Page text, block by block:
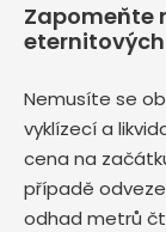
Zapomeňte
eternitových
Nemusíte se
vyklízecí a
cena na
případě
odhad metrů